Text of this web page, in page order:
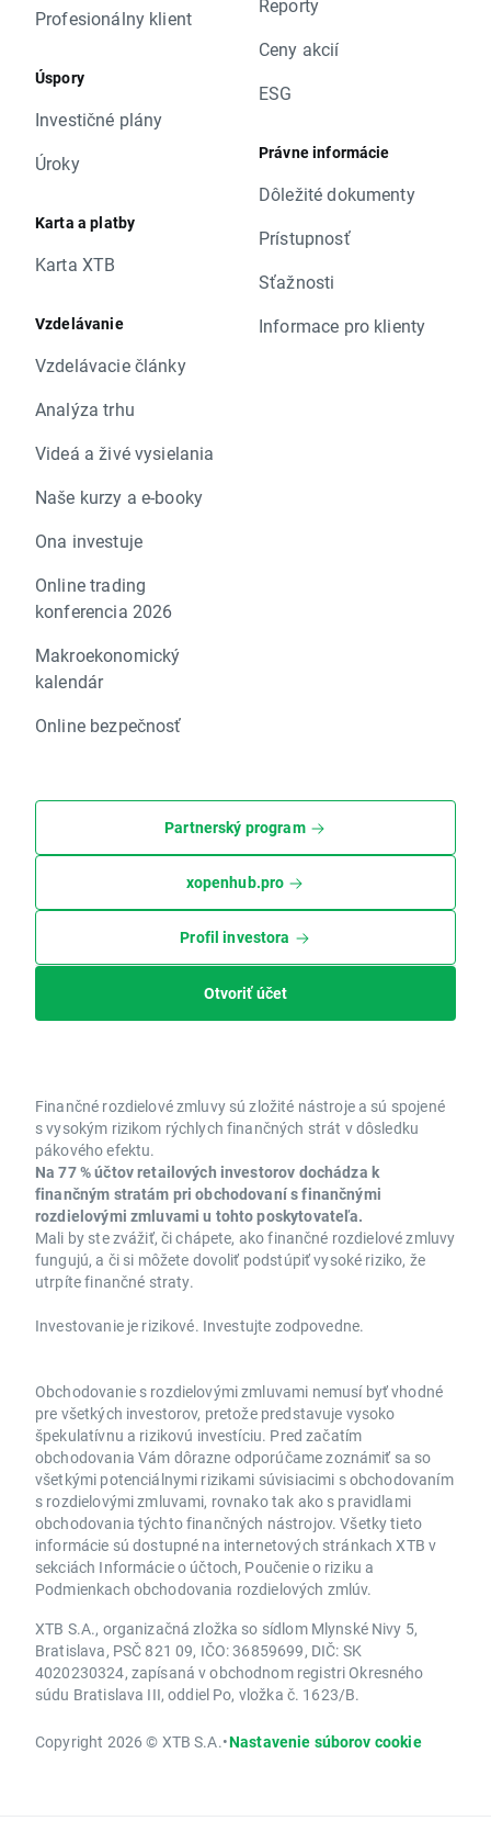
Profesionálny klient
Úspory
Investičné plány
Úroky
Karta a platby
Karta XTB
Vzdelávanie
Vzdelávacie články
Analýza trhu
Videá a živé vysielania
Naše kurzy a e-booky
Ona investuje
Online trading
konferencia 2026
Makroekonomický
kalendár
Online bezpečnosť
Reporty
Ceny akcií
ESG
Právne informácie
Dôležité dokumenty
Prístupnosť
Sťažnosti
Informace pro klienty
Partnerský program
xopenhub.pro
Profil investora
Otvoriť účet
Finančné rozdielové zmluvy sú zložité nástroje a sú spojené
s vysokým rizikom rýchlych finančných strát v dôsledku
pákového efektu.
Na 77 % účtov retailových investorov dochádza k
finančným stratám pri obchodovaní s finančnými
rozdielovými zmluvami u tohto poskytovateľa.
Mali by ste zvážiť, či chápete, ako finančné rozdielové zmluvy
fungujú, a či si môžete dovoliť podstúpiť vysoké riziko, že
utrpíte finančné straty.
Investovanie je rizikové. Investujte zodpovedne.
Obchodovanie s rozdielovými zmluvami nemusí byť vhodné
pre všetkých investorov, pretože predstavuje vysoko
špekulatívnu a rizikovú investíciu. Pred začatím
obchodovania Vám dôrazne odporúčame zoznámiť sa so
všetkými potenciálnymi rizikami súvisiacimi s obchodovaním
s rozdielovými zmluvami, rovnako tak ako s pravidlami
obchodovania týchto finančných nástrojov. Všetky tieto
informácie sú dostupné na internetových stránkach XTB v
sekciách Informácie o účtoch, Poučenie o riziku a
Podmienkach obchodovania rozdielových zmlúv.
XTB S.A., organizačná zložka so sídlom Mlynské Nivy 5,
Bratislava, PSČ 821 09, IČO: 36859699, DIČ: SK
4020230324, zapísaná v obchodnom registri Okresného
súdu Bratislava III, oddiel Po, vložka č. 1623/B.
Copyright 2026 © XTB S.A.•Nastavenie súborov cookie